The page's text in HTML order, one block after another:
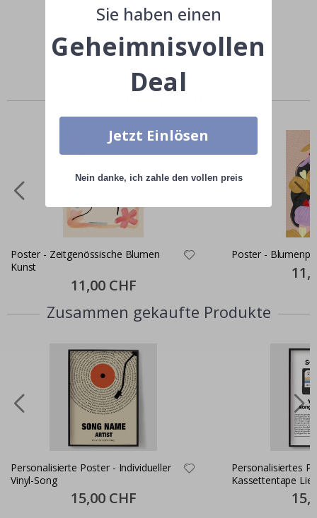
Ähnliche produkte
Poster - Zeitgenössische Blumen
Kunst
Special
Price
11,00 CHF
Poster -
Price
Zusammen gekaufte Produkte
Personalisierte Poster - Individueller
Vinyl-Song
Special
Price
15,00 CHF
Personalisiertes
Kassettentape
Price
Sie haben einen
Geheimnisvollen
Deal
Jetzt Einlösen
Nein danke, ich zahle den vollen preis